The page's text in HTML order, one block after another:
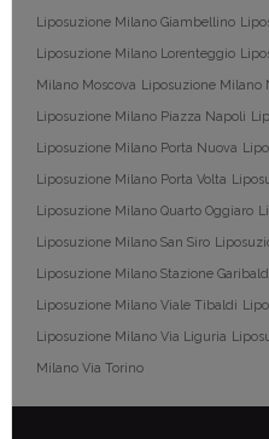
Liposuzione Milano Giambellino
Liposuzione Milano Lorenteggio
Milano Moscova Liposuzione Milano
Liposuzione Milano Piazza Napoli
Liposuzione Milano Porta Nuova
Liposuzione Milano Porta Volta
Liposuzione Milano Quarto Oggiaro
Liposuzione Milano San Siro
Liposuzione Milano Stazione
Liposuzione Milano Viale Tibaldi
Liposuzione Milano Via Liguria
Milano Via Torino